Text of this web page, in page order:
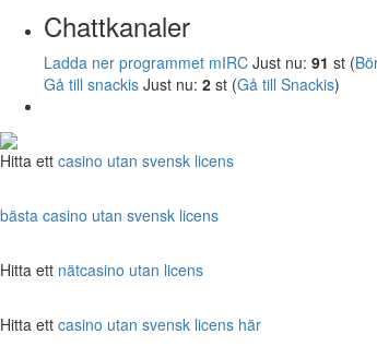
Chattkanaler
Ladda ner programmet mIRC Just nu: 91 st (
Gå till snackis Just nu: 2 st (Gå till Snackis)
Hitta ett casino utan svensk licens
bästa casino utan svensk licens
Hitta ett nätcasino utan licens
Hitta ett casino utan svensk licens här